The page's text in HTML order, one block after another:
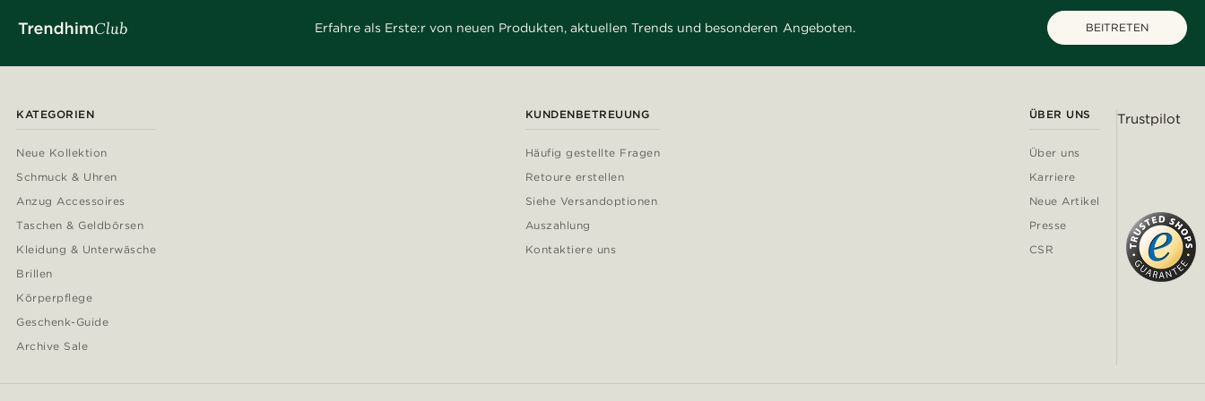
Erfahre als Erste:r von neuen Produkten, aktuellen Trends und besonderen Angeboten. BEITRETEN
KATEGORIEN
Neue Kollektion
Schmuck & Uhren
Anzug Accessoires
Taschen & Geldbörsen
Kleidung & Unterwäsche
Brillen
Körperpflege
Geschenk-Guide
Archive Sale
KUNDENBETREUUNG
Häufig gestellte Fragen
Retoure erstellen
Siehe Versandoptionen
Auszahlung
Kontaktiere uns
ÜBER UNS
Über uns
Karriere
Neue Artikel
Presse
CSR
Trustpilot